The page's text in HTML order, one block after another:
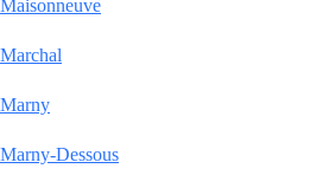
Maisonneuve
Marchal
Marny
Marny-Dessous